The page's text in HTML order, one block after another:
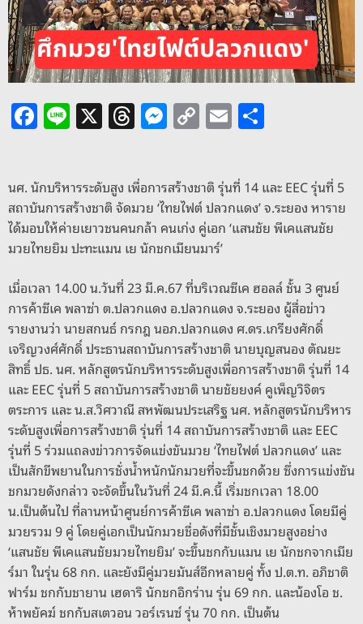
F
a
e
b
o
k
Li
n
X T
h
re
a
d
s
M
e
e
n
g
er
C
o
y
Li
n
k
E
m
ai
l e
นศ. นักบริหารระดับสูง เพื่อการสร้างชาติ รุ่นที่ 14 และ EEC รุ่นที่ 5
สถาบันการสร้างชาติ จัดมวย ‘ไทยไฟต์ ปลวกแดง’ จ.ระยอง หาราย
ได้มอบให้ค่ายเยาวชนคนกล้า คนเก่ง คู่เอก ‘แสนชัย พีเคแสนชัย
มวยไทยยิม ปะทะแมน เย นักชกเมียนมาร์’
เมื่อเวลา 14.00 น.วันที่ 23 มี.ค.67 ที่บริเวณซีเค ฮอลล์ ชั้น 3 ศูนย์
การค้าซีเค พลาซ่า ต.ปลวกแดง อ.ปลวกแดง จ.ระยอง ผู้สื่อข่าว
รายงานว่า นายสกนธ์ กรกฎ นอภ.ปลวกแดง ศ.ดร.เกรียงศักดิ์
เจริญวงศ์ศักดิ์ ประธานสถาบันการสร้างชาติ นายบุญสนอง ตัณยะ
สิทธิ์ ปธ. นศ. หลักสูตรนักบริหารระดับสูงเพื่อการสร้างชาติ รุ่นที่ 14
และ EEC รุ่นที่ 5 สถาบันการสร้างชาติ นายชัยยงค์ คูเพ็ญวิจิตร
ตระการ และ น.ส.วิศวาณี สหพัฒนประเสริฐ นศ. หลักสูตรนักบริหาร
ระดับสูงเพื่อการสร้างชาติ รุ่นที่ 14 สถาบันการสร้างชาติ และ EEC
รุ่นที่ 5 ร่วมแถลงข่าวการจัดแข่งขันมวย ‘ไทยไฟต์ ปลวกแดง’ และ
เป็นสักขีพยานในการชั่งน้ำหนักนักมวยที่จะขึ้นชกด้วย ซึ่งการแข่งชัน
ชกมวยดังกล่าว จะจัดขึ้นในวันที่ 24 มี.ค.นี้ เริ่มชกเวลา 18.00
น.เป็นต้นไป ที่ลานหน้าศูนย์การค้าซีเค พลาซ่า อ.ปลวกแดง โดยมีคู่
มวยรวม 9 คู่ โดยคู่เอกเป็นนักมวยชื่อดังที่มีชั้นเชิงมวยสูงอย่าง
‘แสนชัย พีเคแสนชัยมวยไทยยิม’ จะขึ้นชกกับแมน เย นักชกจากเมีย
ร์มา ในรุ่น 68 กก. และยังมีคู่มวยมันส์อีกหลายคู่ ทั้ง ป.ต.ท. อภิชาติ
ฟาร์ม ชกกับชายาน เฮดาริ นักชกอิกร่าน รุ่น 69 กก. และน้องโอ ช.
ห้าพยัคฆ์ ชกกับสเตวอน วอร์เรนซ์ รุ่น 70 กก. เป็นต้น